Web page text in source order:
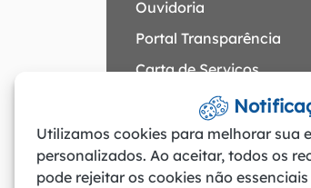
Ouvidoria
Portal Transparência
Carta de Serviços
Descubra Santa
Carmem
Utilizamos cookies para melhorar sua
personalizados. Ao aceitar, todos os
pode rejeitar os cookies não